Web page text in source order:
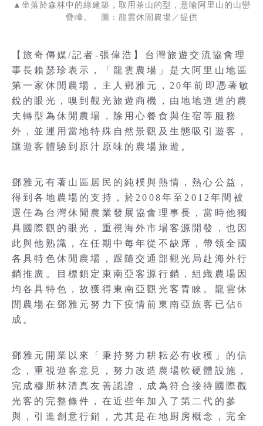
▲坐落於森林中的綠建築，取用茶山的型，意喻阿里山的山巒
疊嶂。 圖：龍雲休閒農場／提供
【旅奇傳媒/記者-張偉浩】台灣旅遊交流協會理
事長賴瑟珍表示，「龍雲農場」是大阿里山地區
第一家休閒農場，主人鄧雅元，20年前即憑著敏
銳的眼光，嗅到觀光旅遊商機，由地地道道的農
夫轉型為休閒農場，除用心餐食與住宿等服務
外，並運用當地特殊自然景觀及生態吸引遊客，
讓遊客體驗到原汁原味的農場旅遊。
鄧雅元有著山區居民的純樸與熱情，熱心公益，
得到各地農場的支持，於2008年至2012年間被
選任為台灣休閒農業發展協會理事長，當時他獨
具國際觀的眼光，重視海外市場客源開發，也因
此與他熟識，在任期中每年從不缺席，帶領全國
各具特色休閒農場，跟隨交通部觀光局赴海外行
銷推廣。目標鎖定東南亞客源行銷，組織農場因
均各具特色，故獲得東南亞觀光客青睞。龍雲休
閒農場在鄧雅元努力下疫情前東南亞旅客已佔6
成。
鄧雅元開業以來「秉持努力耕耘必有收穫」的信
念，重視遊客意見，努力改造農場軟硬體設施，
完成穆斯林清真友善認證，成為符合接待國際觀
光客的完整條件，在近些年加入了第二代的參
與，引進創意行銷，尤其是在地厨房概念，完全